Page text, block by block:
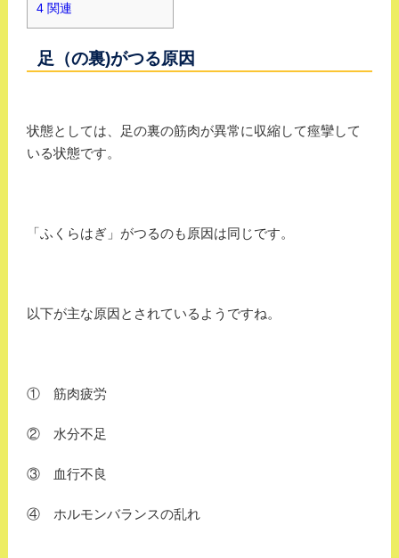
4関連
足（の裏)がつる原因
状態としては、足の裏の筋肉が異常に収縮して痙攣して
いる状態です。
「ふくらはぎ」がつるのも原因は同じです。
以下が主な原因とされているようですね。
① 筋肉疲労
② 水分不足
③ 血行不良
④ ホルモンバランスの乱れ